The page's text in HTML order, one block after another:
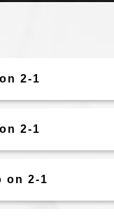
2-1
2-1
on 2-1